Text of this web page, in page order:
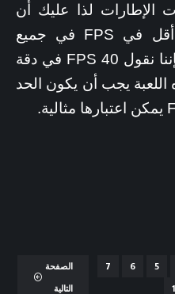
الإطارات لذا عليك أن
تضع في اعتبارك هامشًا أقل في FPS في جميع
الأوقات. على هذا النحو ، فإننا نقول 40 FPS في دقة
يجب أن يكون الحد
5
6
7 الصفحة
التالية